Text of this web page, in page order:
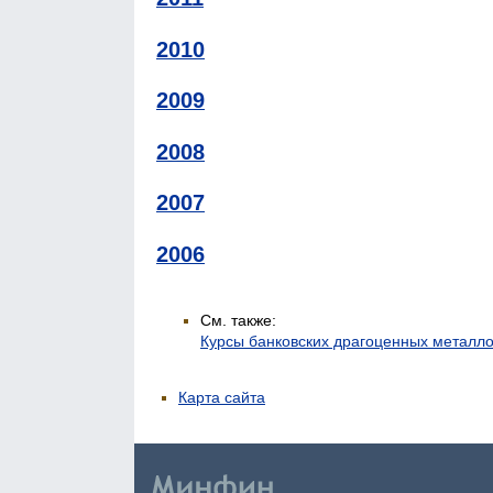
2010
2009
2008
2007
2006
См. также:
Курсы банковских драгоценных
Карта сайта